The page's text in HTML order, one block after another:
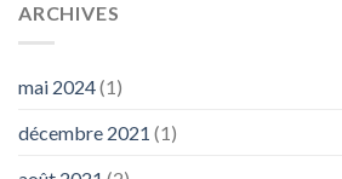
ARCHIVES
mai 2024(1)
décembre 2021 (1)